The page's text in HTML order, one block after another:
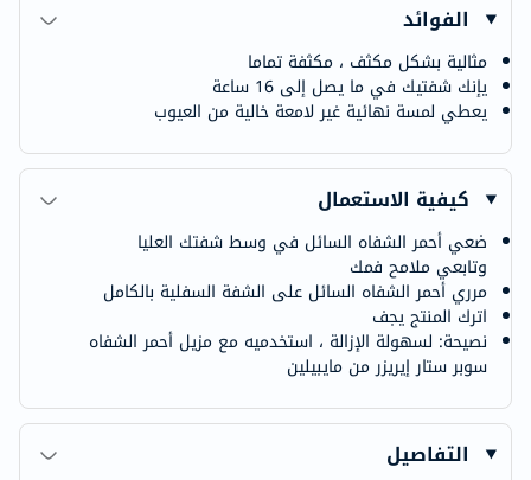
الفوائد
مثالية بشكل مكثف ، مكثفة تماما
يإنك شفتيك في ما يصل إلى 16 ساعة
يعطي لمسة نهائية غير لامعة خالية من العيوب
كيفية الاستعمال
ضعي أحمر الشفاه السائل في وسط شفتك العليا
وتابعي ملامح فمك
مرري أحمر الشفاه السائل على الشفة السفلية بالكامل
اترك المنتج يجف
نصيحة: لسهولة الإزالة ، استخدميه مع مزيل أحمر الشفاه
سوبر ستار إيريزر من مايبيلين
التفاصيل